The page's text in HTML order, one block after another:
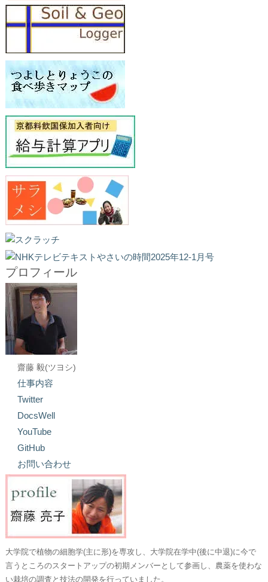
プロフィール
齋藤 毅(ツヨシ)
仕事内容
Twitter
DocsWell
YouTube
GitHub
お問い合わせ
大学院で植物の細胞学(主に形)を専攻し、大学院在学中(後に中退)に今で
言うところのスタートアップの初期メンバーとして参画し、農薬を使わな
い栽培の調査と技法の開発を行っていました。